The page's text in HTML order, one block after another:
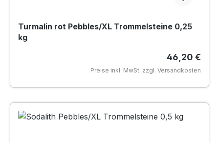
Turmalin rot Pebbles/XL Trommelsteine 0,25
kg
Regulärer
46,20 €
Preise inkl. MwSt. zzgl. Versandkosten